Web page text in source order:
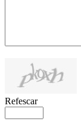
Refescar